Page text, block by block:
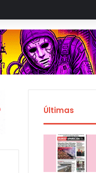
Últimas